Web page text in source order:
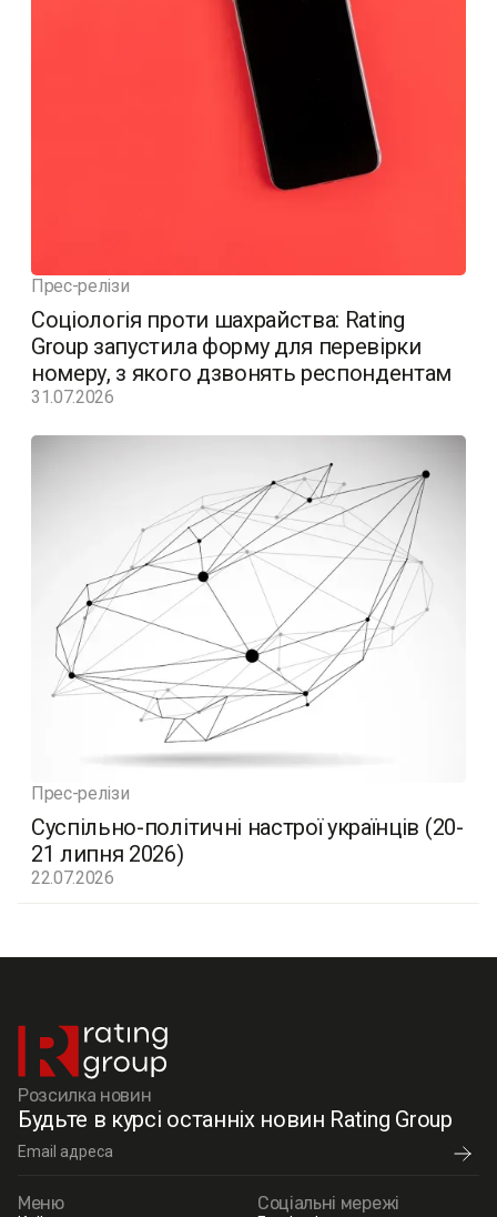
Прес-релізи
Соціологія проти шахрайства: Rating
Group запустила форму для перевірки
номеру, з якого дзвонять респондентам
31.07.2026
Прес-релізи
Суспільно-політичні настрої українців (20-
21 липня 2026)
22.07.2026
Розсилка новин
Будьте в курсі останніх новин Rating Group
Меню Соціальні мережі